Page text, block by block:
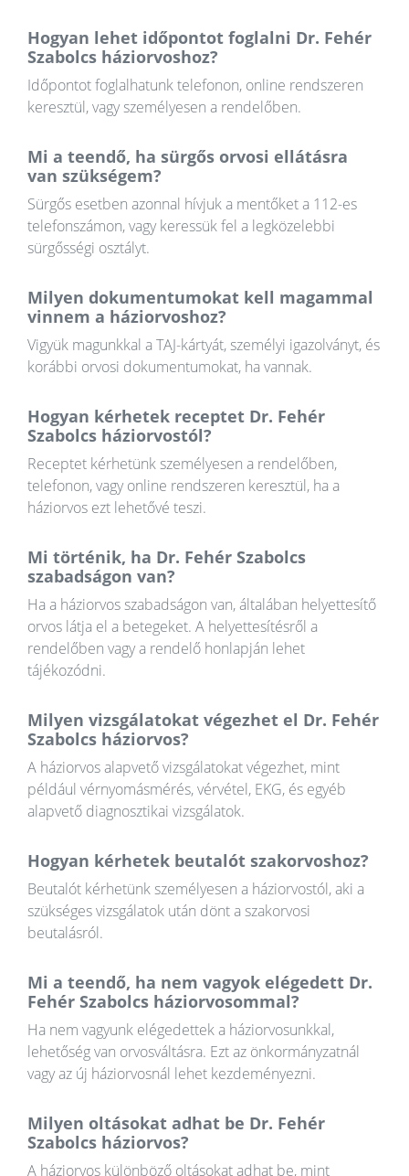
Hogyan lehet időpontot foglalni Dr. Fehér
Szabolcs háziorvoshoz?
Időpontot foglalhatunk telefonon, online rendszeren
keresztül, vagy személyesen a rendelőben.
Mi a teendő, ha sürgős orvosi ellátásra
van szükségem?
Sürgős esetben azonnal hívjuk a mentőket a 112-es
telefonszámon, vagy keressük fel a legközelebbi
sürgősségi osztályt.
Milyen dokumentumokat kell magammal
vinnem a háziorvoshoz?
Vigyük magunkkal a TAJ-kártyát, személyi igazolványt, és
korábbi orvosi dokumentumokat, ha vannak.
Hogyan kérhetek receptet Dr. Fehér
Szabolcs háziorvostól?
Receptet kérhetünk személyesen a rendelőben,
telefonon, vagy online rendszeren keresztül, ha a
háziorvos ezt lehetővé teszi.
Mi történik, ha Dr. Fehér Szabolcs
szabadságon van?
Ha a háziorvos szabadságon van, általában helyettesítő
orvos látja el a betegeket. A helyettesítésről a
rendelőben vagy a rendelő honlapján lehet
tájékozódni.
Milyen vizsgálatokat végezhet el Dr. Fehér
Szabolcs háziorvos?
A háziorvos alapvető vizsgálatokat végezhet, mint
például vérnyomásmérés, vérvétel, EKG, és egyéb
alapvető diagnosztikai vizsgálatok.
Hogyan kérhetek beutalót szakorvoshoz?
Beutalót kérhetünk személyesen a háziorvostól, aki a
szükséges vizsgálatok után dönt a szakorvosi
beutalásról.
Mi a teendő, ha nem vagyok elégedett Dr.
Fehér Szabolcs háziorvosommal?
Ha nem vagyunk elégedettek a háziorvosunkkal,
lehetőség van orvosváltásra. Ezt az önkormányzatnál
vagy az új háziorvosnál lehet kezdeményezni.
Milyen oltásokat adhat be Dr. Fehér
Szabolcs háziorvos?
A háziorvos különböző oltásokat adhat be, mint